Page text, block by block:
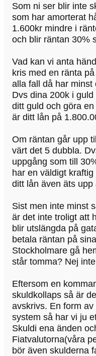
Som ni ser blir inte
som har amorterat
1.600kr mindre i
och blir räntan 30%
Vad kan vi anta
kris med en ränta
alla fall då har minst
Dvs dina 200k i
ditt guld och göra
är ditt lån på
Om räntan går upp
värt det 5 dubbla.
uppgång som till
har en väldigt
ditt lån även äts upp
Sist men inte minst
är det inte troligt att
blir utslängda på
betala räntan på
Stockholmare gå
står tomma? Nej
Eftersom en
skuldkollaps så är
avskrivs. En form
system så har vi ju
Skuldi ena änden
Fiatvalutorna(våra
bör även skulderna